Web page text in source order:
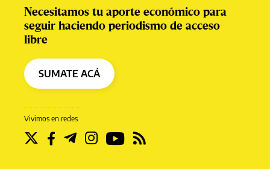
Vivimos en redes
Necesitamos tu aporte económico para
seguir haciendo periodismo de acceso
libre
SUMATE ACÁ